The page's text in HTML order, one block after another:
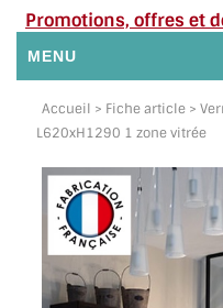
Promotions, offres et
MENU
NOUS CONTACTER
DEMANDE DE DEVIS
SUIVI DE DEVIS
SUIVI DE COMMANDE
Accueil > Fiche article >
L620xH1290 1 zone vitrée